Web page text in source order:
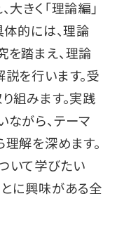
きく「理論編」
体的には、理論
を踏まえ、理論
を行います。受
組みます。実践
がら、テーマ
解を深めます。
いて学びたい
に興味がある全